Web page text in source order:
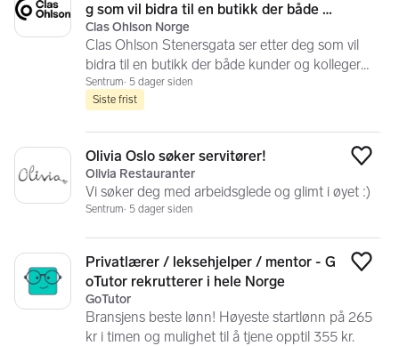
g som vil bidra til en butikk der både ku
nder og kolleger trives!
Clas Ohlson Norge
Clas Ohlson Stenersgata ser etter deg som vil
bidra til en butikk der både kunder og kolleger
trives!
Sentrum 5 dager siden
Siste frist
Olivia Oslo søker servitører!
Olivia Restauranter
Vi søker deg med arbeidsglede og glimt i øyet :)
Sentrum 5 dager siden
Privatlærer / leksehjelper / mentor - G
oTutor rekrutterer i hele Norge
GoTutor
Bransjens beste lønn! Høyeste startlønn på 265
kr i timen og mulighet til å tjene opptil 355 kr.